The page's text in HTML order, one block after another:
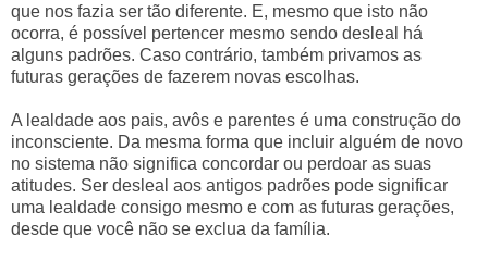
que nos fazia ser tão diferente. E, mesmo que isto não
ocorra, é possível pertencer mesmo sendo desleal há
alguns padrões. Caso contrário, também privamos as
futuras gerações de fazerem novas escolhas.
A lealdade aos pais, avôs e parentes é uma construção do
inconsciente. Da mesma forma que incluir alguém de novo
no sistema não significa concordar ou perdoar as suas
atitudes. Ser desleal aos antigos padrões pode significar
uma lealdade consigo mesmo e com as futuras gerações,
desde que você não se exclua da família.